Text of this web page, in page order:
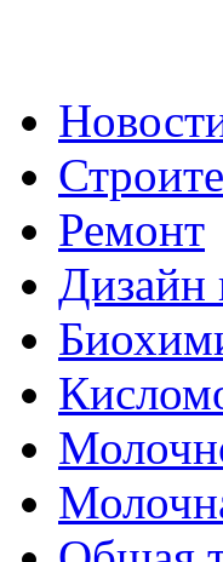
Ремонт
Дизайн